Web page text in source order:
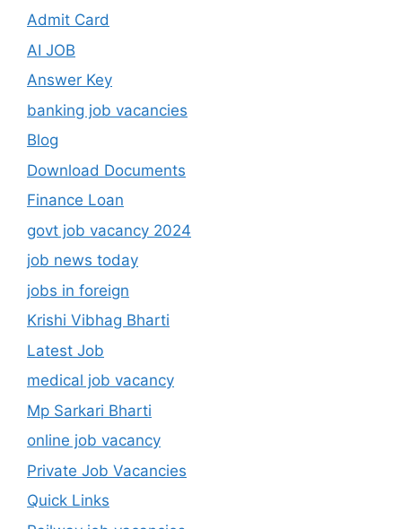
Admit Card
AI JOB
Answer Key
banking job vacancies
Blog
Download Documents
Finance Loan
govt job vacancy 2024
job news today
jobs in foreign
Krishi Vibhag Bharti
Latest Job
medical job vacancy
Mp Sarkari Bharti
online job vacancy
Private Job Vacancies
Quick Links